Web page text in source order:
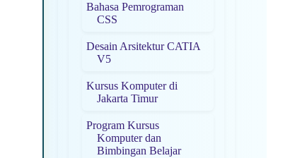
Bahasa Pemrograman
CSS
Desain Arsitektur CATIA
V5
Kursus Komputer di
Jakarta Timur
Program Kursus
Komputer dan
Bimbingan Belajar